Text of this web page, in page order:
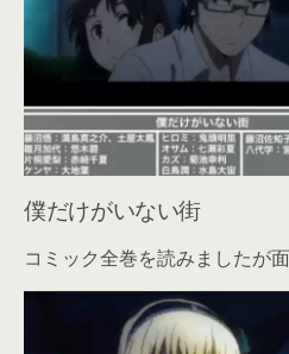
僕だけがいない街
コミック全巻を読みましたが